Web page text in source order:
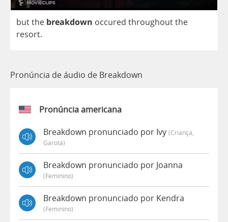
butthe breakdown occured throughoutthe
resort.
Pronúncia de áudio de Breakdown
Pronúncia americana
Breakdown pronunciado por Ivy (criança,
Garota)
Breakdown pronunciado por Joanna
(feminino)
Breakdown pronunciado por Kendra
(feminino)